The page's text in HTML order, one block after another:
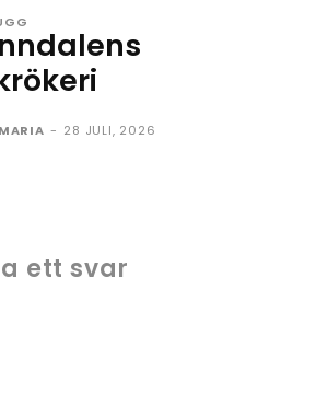
MARIA - 28 JULI, 2026
ett svar